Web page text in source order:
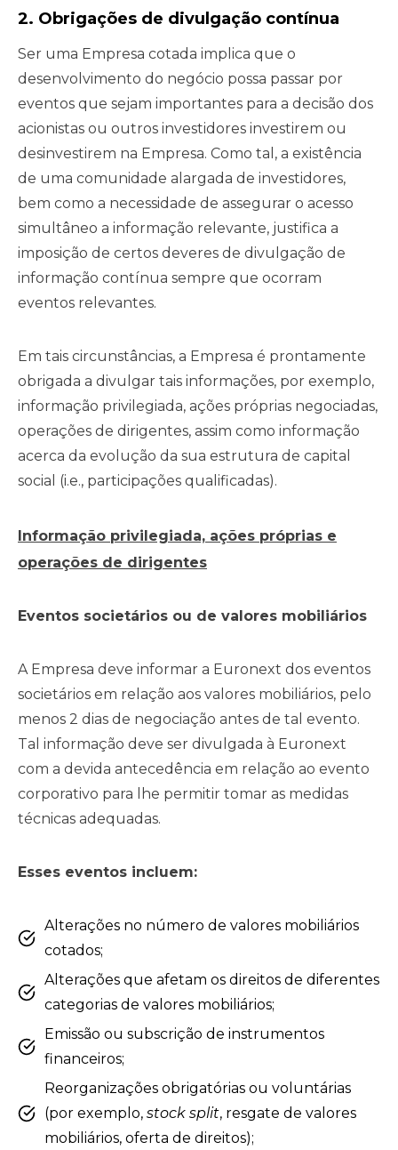
2. Obrigações de divulgação contínua
Ser uma Empresa cotada implica que o
desenvolvimento do negócio possa passar por
eventos que sejam importantes para a decisão dos
acionistas ou outros investidores investirem ou
desinvestirem na Empresa. Como tal, a existência
de uma comunidade alargada de investidores,
bem como a necessidade de assegurar o acesso
simultâneo a informação relevante, justifica a
imposição de certos deveres de divulgação de
informação contínua sempre que ocorram
eventos relevantes.
Em tais circunstâncias, a Empresa é prontamente
obrigada a divulgar tais informações, por exemplo,
informação privilegiada, ações próprias negociadas,
operações de dirigentes, assim como informação
acerca da evolução da sua estrutura de capital
social (i.e., participações qualificadas).
Informação privilegiada, ações próprias e
operações de dirigentes
Eventos societários ou de valores mobiliários
A Empresa deve informar a Euronext dos eventos
societários em relação aos valores mobiliários, pelo
menos 2 dias de negociação antes de tal evento.
Tal informação deve ser divulgada à Euronext
com a devida antecedência em relação ao evento
corporativo para lhe permitir tomar as medidas
técnicas adequadas.
Esses eventos incluem:
Alterações no número de valores mobiliários
cotados;
Alterações que afetam os direitos de diferentes
categorias de valores mobiliários;
Emissão ou subscrição de instrumentos
financeiros;
Reorganizações obrigatórias ou voluntárias
(por exemplo, stock split, resgate de valores
mobiliários, oferta de direitos);